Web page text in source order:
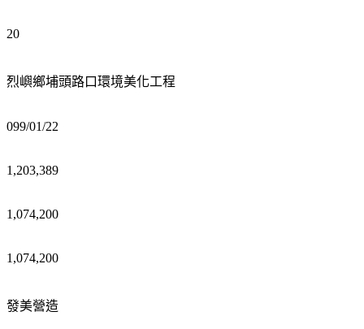
20
烈嶼鄉埔頭路口環境美化工程
099/01/22
1,203,389
1,074,200
1,074,200
發美營造